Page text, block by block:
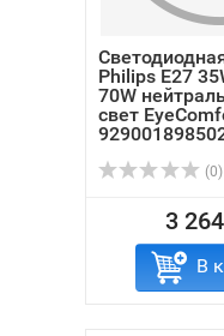
Philips E27
70W
свет
(0)
3
В